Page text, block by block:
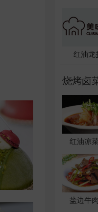
红油龙
烧烤卤
红油凉菜
盐边牛肉